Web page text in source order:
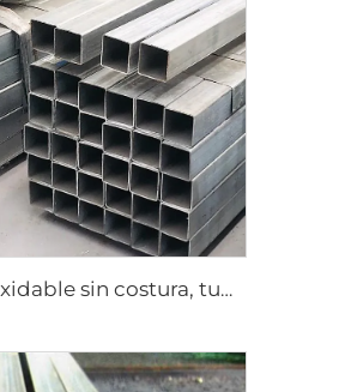
Tubos de acero inoxidable sin costura, tubos cuadrados